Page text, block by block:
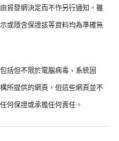
貿發網決定而不作另行通知。雖
或隱含保證該等資料均為準確無
括但不限於電腦病毒、系統固
所提供的網頁，但這些網頁並不
何保證或承擔任何責任。